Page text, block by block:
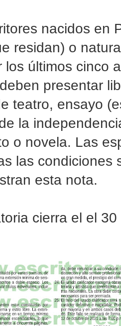
nacidos en
residan) o
los últimos cinco
presentar
teatro, ensayo
la
o novela. Las
las condiciones
esta nota.
cierra el el